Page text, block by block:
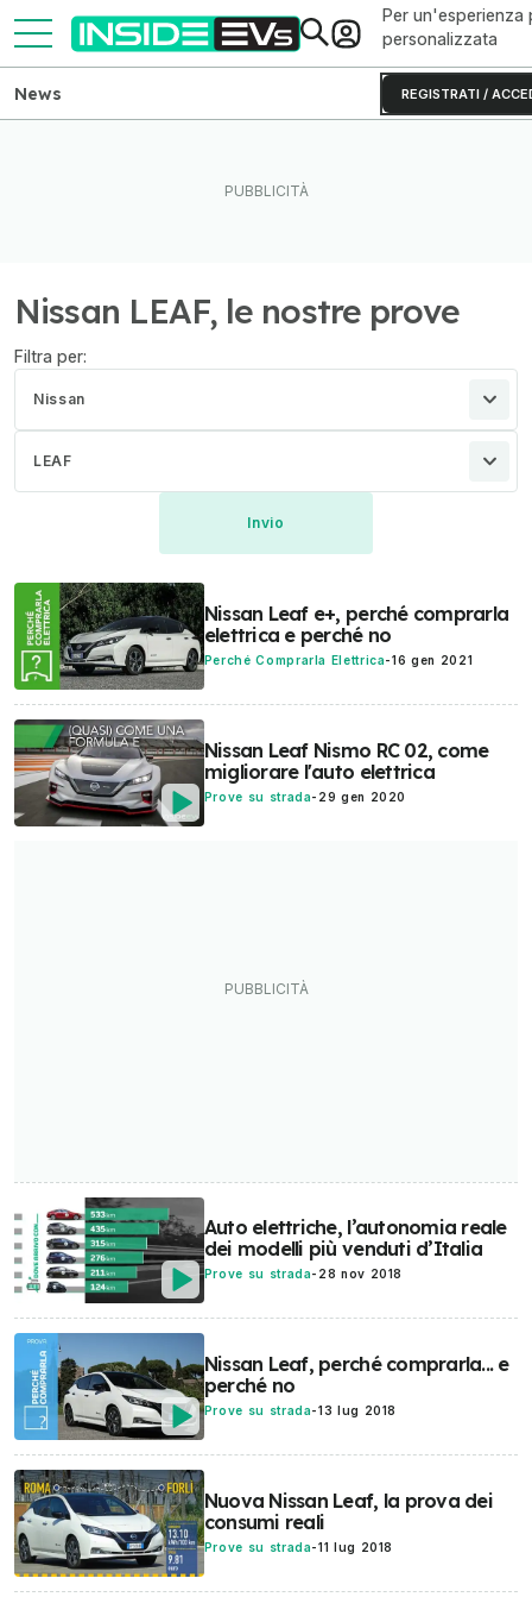
Per un'esperienza
personalizzata
REGISTRATI /
News
Nissan LEAF, le nostre prove
Filtra per:
Nissan
LEAF
Nissan Leaf e+, perché comprarla
elettrica e perché no
Perché Comprarla Elettrica-16 gen 2021
Nissan Leaf Nismo RC 02, come
migliorare l'auto elettrica
Prove su strada- 29 gen 2020
Auto elettriche, l’autonomia reale
dei modelli più venduti d’Italia
Prove su strada- 28 nov 2018
Nissan Leaf, perché comprarla... e
perché no
Prove su strada-13 lug 2018
Nuova Nissan Leaf, la prova dei
consumi reali
Prove su strada-11 lug 2018